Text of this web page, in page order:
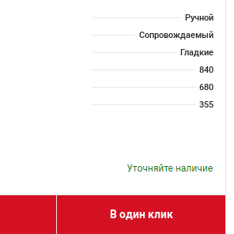
Ручной
Сопровождаемый
Гладкие
840
680
355
В один клик